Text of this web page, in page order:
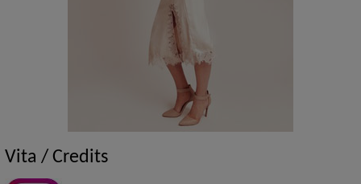
Vita / Credits